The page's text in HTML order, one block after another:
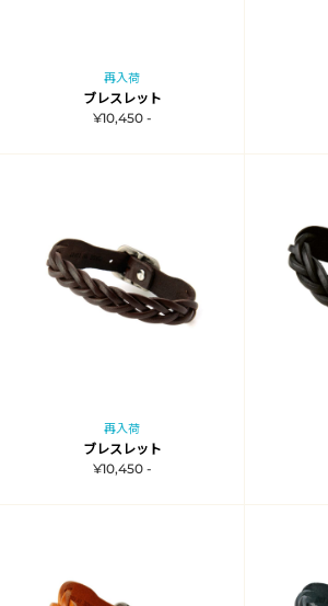
再入荷
ブレスレット
¥10,450 -
再入荷
ブレスレット
¥10,450 -